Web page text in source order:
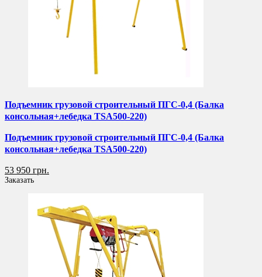
Подъемник грузовой строительный ПГС-0,4 (Балка
консольная+лебедка TSA500-220)
Подъемник грузовой строительный ПГС-0,4 (Балка
консольная+лебедка TSA500-220)
53 950 грн.
Заказать